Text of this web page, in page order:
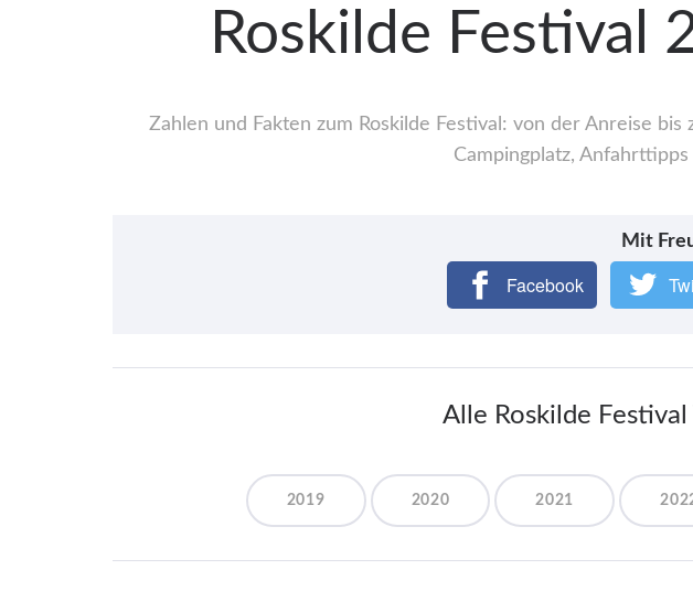
Roskilde Festival
Zahlen und Fakten zum Roskilde Festival: von der Anreise
Campingplatz,
Mit
Facebook
Alle Roskilde
2019 2020 2021